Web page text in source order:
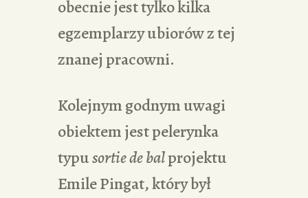
obecnie jest tylko kilka
egzemplarzy ubiorów z tej
znanej pracowni.
Kolejnym godnym uwagi
obiektem jest pelerynka
typusortie de balprojektu
Emile Pingat, który był